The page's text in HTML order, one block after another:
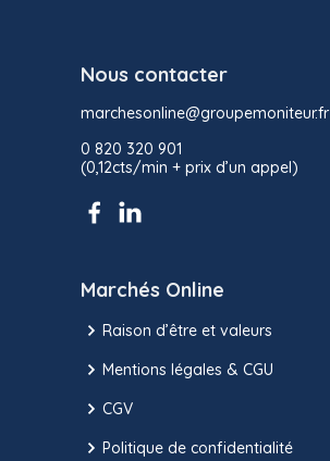
Nous contacter
marchesonline@groupemoniteur.fr
0 820 320 901
(0,12cts/min + prix d’un appel)
Marchés Online
Raison d’être et valeurs
Mentions légales & CGU
CGV
Politique de confidentialité